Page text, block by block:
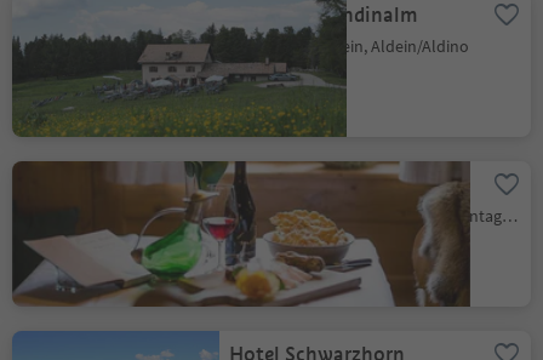
Gasthof Gurndinalm
Redagno/Radein, Aldein/Aldino
Pizzeria Zur Traube
Montagna/Montan, Montan/Montagna, Alto Adige Wine Road
Hotel Schwarzhorn